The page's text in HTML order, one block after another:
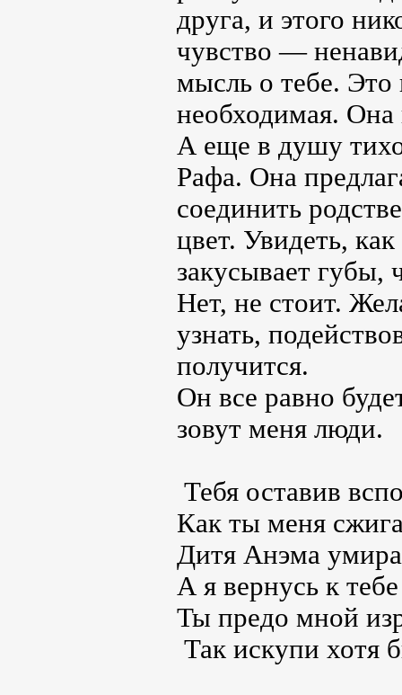
друга, и этого
чувство —
мысль о тебе. Это
необходимая.
А еще в душу
Рафа. Она
соединить
цвет. Увидеть,
закусывает губы,
Нет, не стоит.
узнать,
получится.
Он все равно
зовут меня люди.
Тебя оставив
Как ты меня
Дитя Анэма
А я вернусь к тебе
Ты предо мной
Так искупи хотя